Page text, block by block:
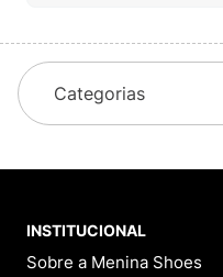
Categorias
INSTITUCIONAL
Sobre a Menina Shoes